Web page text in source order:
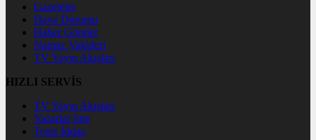
Gazeteler
Hava Durumu
Haber Gönder
Namaz Vakitleri
TV Yayın Akışları
HIZLI SERVİS
TV Yayın Akışları
Yazarlar Site
Tenis İddaa